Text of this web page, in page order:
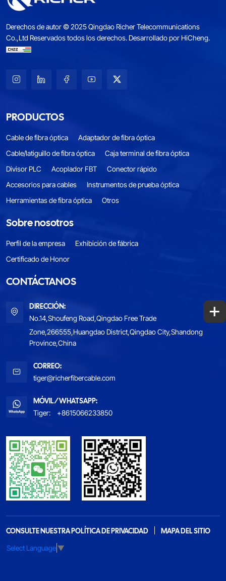
Derechos de autor © 2025 Qingdao Richer Telecommunications
Co.,Ltd Reservados todos los derechos.Desarrollado por HiCheng.
PRODUCTOS
Cable de fibra óptica
Adaptador de fibra óptica
Cable/latiguillo de fibra óptica
Caja terminal de fibra óptica
Divisor PLC
Acoplador FBT
Conector rápido
Accesorios para cables
Instrumentos de prueba óptica
Herramientas de fibra óptica
Otros
Sobre nosotros
Perfil de la empresa
Exhibición de fábrica
Certificado de Honor
CONTÁCTANOS
DIRECCIÓN:
No.14,Shoufeng Road,Qingdao Free Trade
Zone,266555,Huangdao District,Qingdao City,Shandong
Province,China
CORREO:
tiger@richerfibercable.com
MÓVIL/WHATSAPP:
Tiger:
+8615066233850
CONSULTE NUESTRA POLÍTICA DE PRIVACIDAD
MAPA DEL SITIO
Select Language▼
+